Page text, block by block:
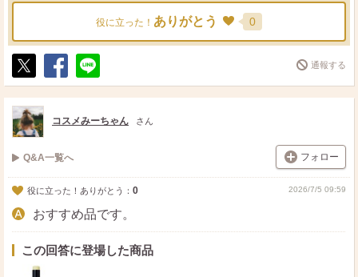
役に立った！ ありがとう 0
ポ
ス
ト
シ
ェ
送
る
通報する
コスメみーちゃん さん
Q&A一覧へ フォロー
役に立った！ありがとう： 0 2026/7/5 09:59
おすすめ品です。
この回答に登場した商品